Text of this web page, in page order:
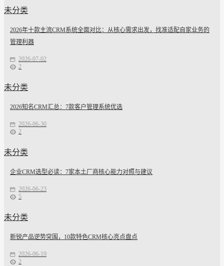
未分类
2026年十款主流CRM系统全面对比：从核心需求出发，找准适配自家业务的
管理利器
2026-07-02
2
未分类
2026知名CRM汇总：7款客户管理系统优选
2026-06-30
2
未分类
企业CRM选型必读：7家本土厂商核心能力对照与建议
2026-06-23
5
未分类
新锐产品逆势突围，10款特色CRM核心亮点盘点
2026-06-19
2